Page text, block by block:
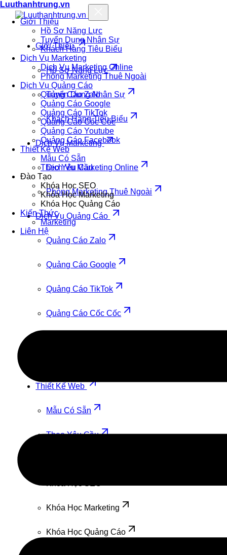
Luuthanhtrung.vn
Giới Thiệu
Hồ Sơ Năng Lực
Tuyển Dụng Nhân Sự
Khách Hàng Tiêu Biểu
Dịch Vụ Marketing
Dịch Vụ Marketing Online
Phòng Marketing Thuê Ngoài
Dịch Vụ Quảng Cáo
Quảng Cáo Zalo
Quảng Cáo Google
Quảng Cáo TikTok
Quảng Cáo Cốc Cốc
Quảng Cáo Youtube
Quảng Cáo Facebook
Thiết Kế Web
Mẫu Có Sẵn
Theo Yêu Cầu
Đào Tạo
Khóa Học SEO
Khóa Học Marketing
Khóa Học Quảng Cáo
Kiến Thức
Marketing
Liên Hệ
Giới Thiệu
Hồ Sơ Năng Lực
Tuyển Dụng Nhân Sự
Khách Hàng Tiêu Biểu
Dịch Vụ Marketing
Dịch Vụ Marketing Online
Phòng Marketing Thuê Ngoài
Dịch Vụ Quảng Cáo
Quảng Cáo Zalo
Quảng Cáo Google
Quảng Cáo TikTok
Quảng Cáo Cốc Cốc
Thiết Kế Web
Mẫu Có Sẵn
Theo Yêu Cầu
Khóa Học Marketing
Khóa Học Quảng Cáo